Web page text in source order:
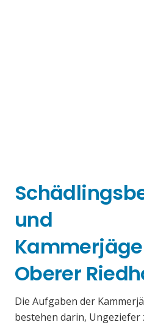
und
Oberer
Die Aufgaben der
bestehen darin, Ungeziefer